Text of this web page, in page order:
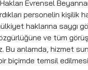
Evrensel
personelin kişilik
haklarına saygı
ve tüm
Bu anlamda, hizmet
biçimde temsil